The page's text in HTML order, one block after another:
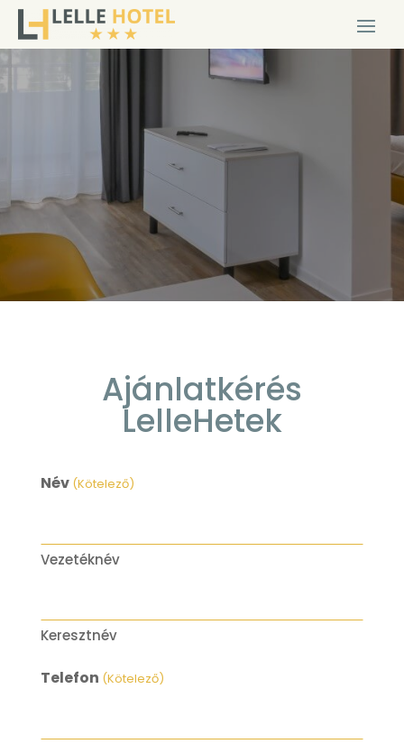
Ajánlatkérés
LelleHetek
Név (Kötelező)
Vezetéknév
Keresztnév
Telefon (Kötelező)